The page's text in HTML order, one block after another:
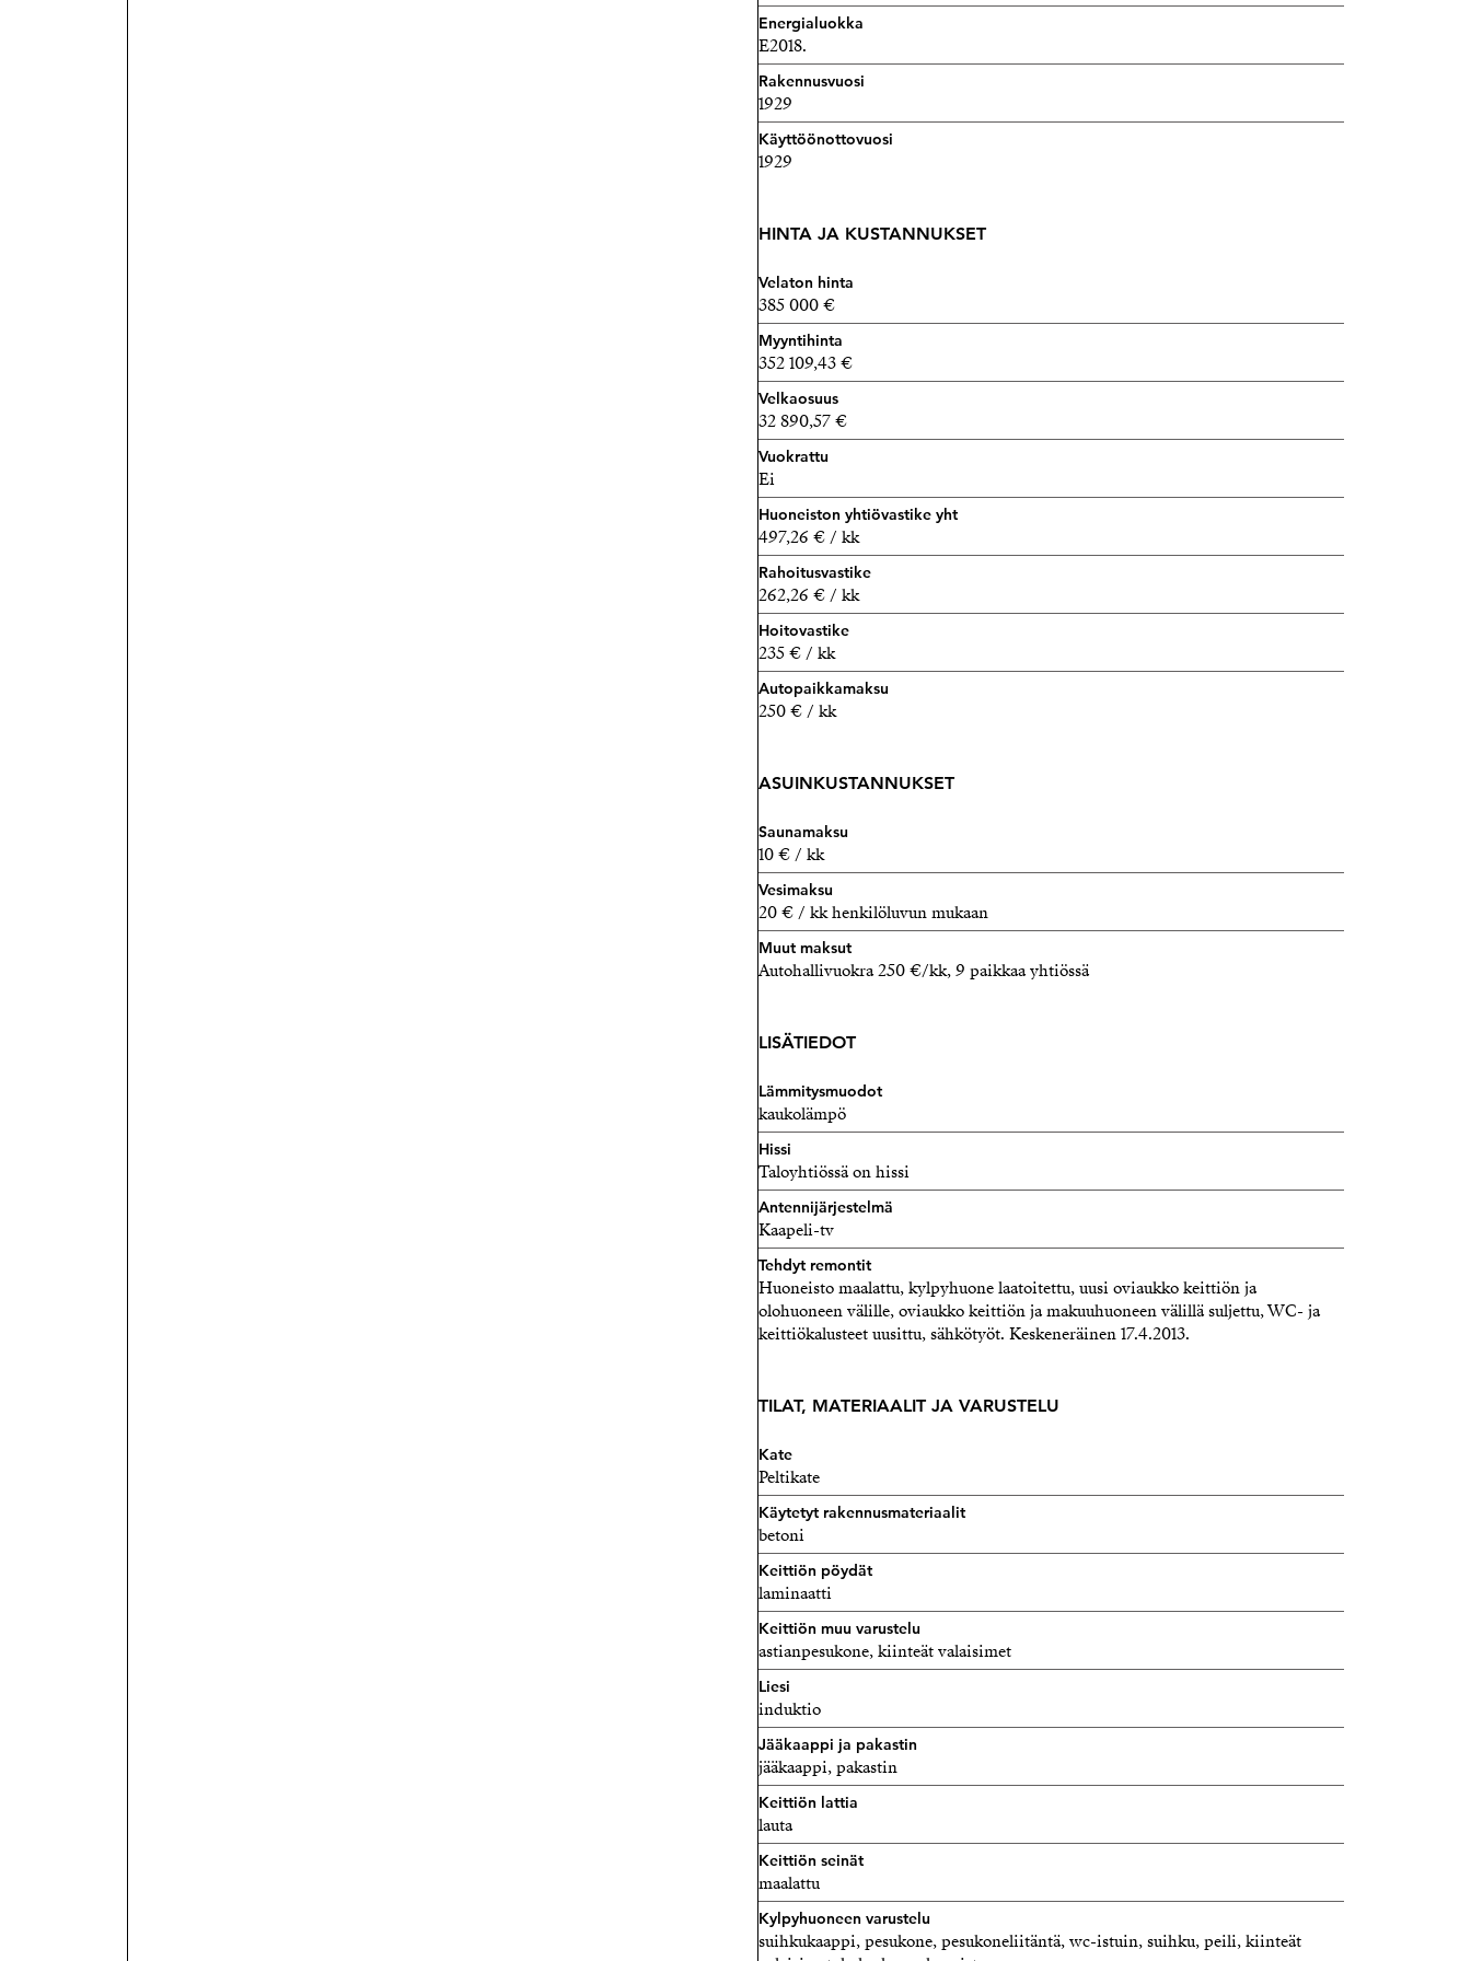
Energialuokka
E2018.
Rakennusvuosi
1929
Käyttöönottovuosi
1929
HINTA JA KUSTANNUKSET
Velaton hinta
385 000 €
Myyntihinta
352 109,43 €
Velkaosuus
32 890,57 €
Vuokrattu
Ei
Huoneiston yhtiövastike yht
497,26 € / kk
Rahoitusvastike
262,26 € / kk
Hoitovastike
235 € / kk
Autopaikkamaksu
250 € / kk
ASUINKUSTANNUKSET
Saunamaksu
10 € / kk
Vesimaksu
20 € / kk henkilöluvun mukaan
Muut maksut
Autohallivuokra 250 €/kk, 9 paikkaa yhtiössä
LISÄTIEDOT
Lämmitysmuodot
kaukolämpö
Hissi
Taloyhtiössä on hissi
Antennijärjestelmä
Kaapeli-tv
Tehdyt remontit
Huoneisto maalattu, kylpyhuone laatoitettu, uusi oviaukko keittiön ja
olohuoneen välille, oviaukko keittiön ja makuuhuoneen välillä suljettu, WC- ja
keittiökalusteet uusittu, sähkötyöt. Keskeneräinen 17.4.2013.
TILAT, MATERIAALIT JA VARUSTELU
Kate
Peltikate
Käytetyt rakennusmateriaalit
betoni
Keittiön pöydät
laminaatti
Keittiön muu varustelu
astianpesukone, kiinteät valaisimet
Liesi
induktio
Jääkaappi ja pakastin
jääkaappi, pakastin
Keittiön lattia
lauta
Keittiön seinät
maalattu
Kylpyhuoneen varustelu
suihkukaappi, pesukone, pesukoneliitäntä, wc-istuin, suihku, peili, kiinteät